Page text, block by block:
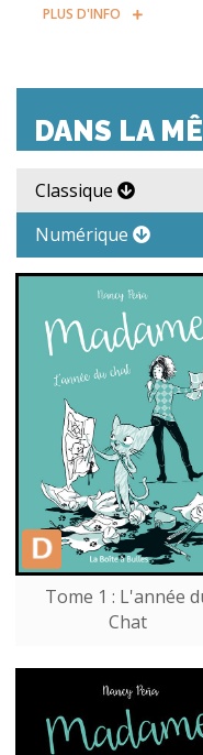
PLUS D'INFO
DANS LA
Classique
Numérique
Tome 1 : L'année
Chat